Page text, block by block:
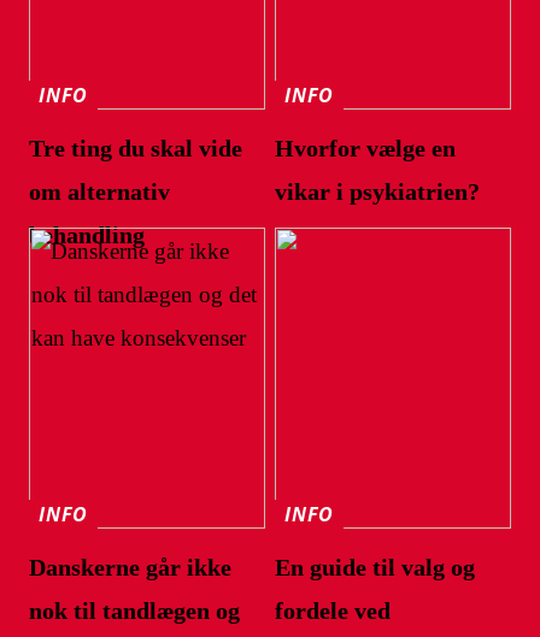
INFO
Tre ting du skal vide
om alternativ
behandling
INFO
Hvorfor vælge en
vikar i psykiatrien?
INFO
Danskerne går ikke
nok til tandlægen og
INFO
En guide til valg og
fordele ved